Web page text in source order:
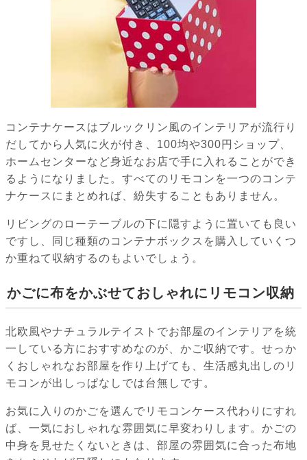
コンテナケースはブルックリン風のインテリアが流行り
だしてから人気に火が付き、100均や300円ショップ、
ホームセンターなど身近なお店で手に入れることができ
るようになりました。すべてのリモコンを一つのコンテ
ナケースにまとめれば、紛失することもありません。
リビングのローテーブルの下に隠すように置いても良い
ですし、同じ種類のコンテナボックスを購入していくつ
か重ねて収納するのもよいでしょう。
かごに布をかぶせておしゃれにリモコン収納
北欧風やナチュラルテイストでお部屋のインテリアを統
一している方におすすめなのが、かご収納です。せっか
くおしゃれなお部屋を作り上げても、生活感丸出しのリ
モコンが出しっぱなしでは台無しです。
お気に入りのかごを選んでリモコンケース代わりにすれ
ば、一気におしゃれな雰囲気に早変わりします。かごの
中身を見せたくないときは、部屋の雰囲気に合った布地